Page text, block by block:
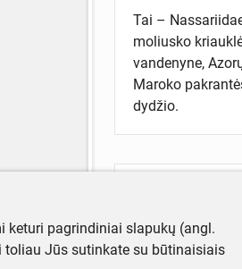
Tai –
moliusko
vandenyne,
Maroko
dydžio.
Turite daugiau
keturi pagrindiniai slapukų (angl.
Jūs sutinkate su būtinaisiais